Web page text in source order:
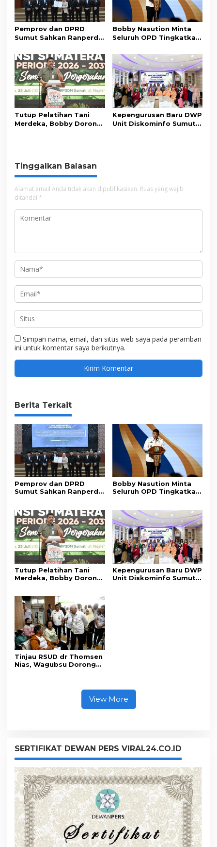
Pemprov dan DPRD
Sumut Sahkan Ranperda
APBD 2025
Bobby Nasution Minta
Seluruh OPD Tingkatkan
Publik
Tutup Pelatihan Tani
Merdeka, Bobby Dorong
Kepengurusan Baru DWP
Unit Diskominfo Sumut
Tinggalkan Balasan
Alamat email Anda tidak akan dipublikasikan. Ruas yang wajib
ditandai *
Simpan nama, email, dan situs web saya pada peramban
ini untuk komentar saya berikutnya.
Berita Terkait
Pemprov dan DPRD
Sumut Sahkan Ranperda
Bobby Nasution Minta
Seluruh OPD Tingkatkan
Tutup Pelatihan Tani
Merdeka, Bobby Dorong
Kepengurusan Baru DWP
Unit Diskominfo Sumut
Tinjau RSUD dr Thomsen
Nias, Wagubsu Dorong
View More
SERTIFIKAT DEWAN PERS VIRAL24.CO.ID